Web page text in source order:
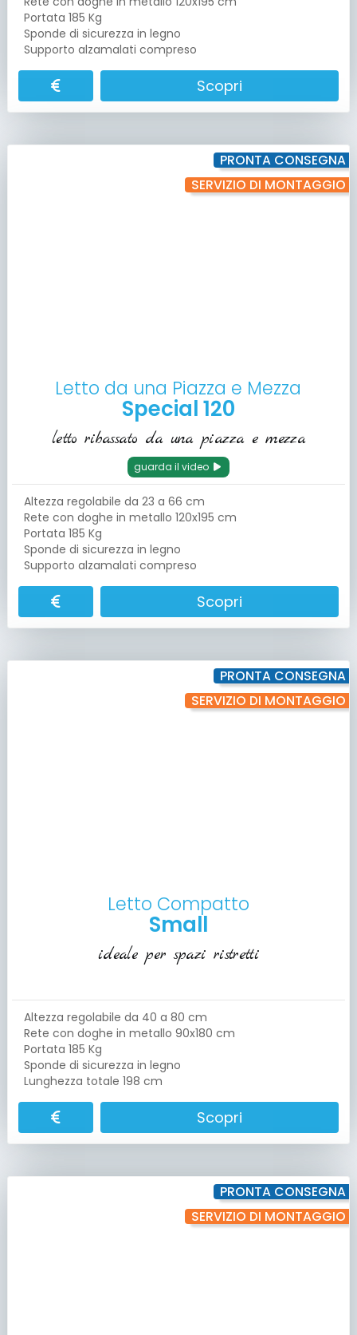
Portata 185 Kg
Sponde di sicurezza in legno
Supporto alzamalati compreso
Scopri
PRONTA CONSEGNA
SERVIZIO DI MONTAGGIO
Letto da una Piazza e Mezza
Special 120
letto ribassato da una piazza e mezza
guarda il video
Altezza regolabile da 23 a 66 cm
Rete con doghe in metallo 120x195 cm
Portata 185 Kg
Sponde di sicurezza in legno
Supporto alzamalati compreso
Scopri
PRONTA CONSEGNA
SERVIZIO DI MONTAGGIO
Letto Compatto
Small
ideale per spazi ristretti
Altezza regolabile da 40 a 80 cm
Rete con doghe in metallo 90x180 cm
Portata 185 Kg
Sponde di sicurezza in legno
Lunghezza totale 198 cm
Scopri
PRONTA CONSEGNA
SERVIZIO DI MONTAGGIO